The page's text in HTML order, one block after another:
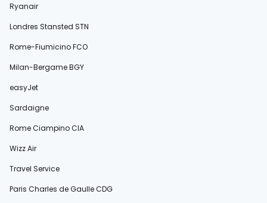
Ryanair
Londres Stansted STN
Rome-Fiumicino FCO
Milan-Bergame BGY
easyJet
Sardaigne
Rome Ciampino CIA
Wizz Air
Travel Service
Paris Charles de Gaulle CDG